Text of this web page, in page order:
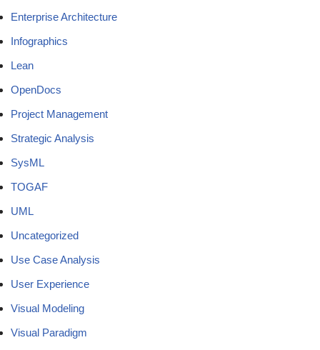
Enterprise Architecture
Infographics
Lean
OpenDocs
Project Management
Strategic Analysis
SysML
TOGAF
UML
Uncategorized
Use Case Analysis
User Experience
Visual Modeling
Visual Paradigm